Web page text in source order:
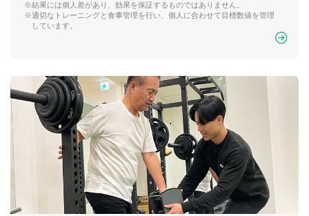
※結果には個人差があり、効果を保証するものではありません。
※適切なトレーニングと食事管理を行い、個人に合わせて目標数値を管理
しています。